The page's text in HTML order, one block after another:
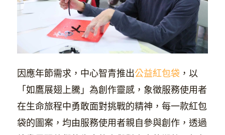
因應年節需求，中心智青推出公益紅包袋 ，以
「如鷹展翅上騰」為創作靈感，象徵服務使用者
在生命旅程中勇敢面對挑戰的精神，每一款紅包
袋的圖案，均由服務使用者親自參與創作，透過